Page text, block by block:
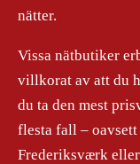
nätter.
Vissa nätbutiker
villkorat av att du
du ta den mest
flesta fall –
Frederiksværk